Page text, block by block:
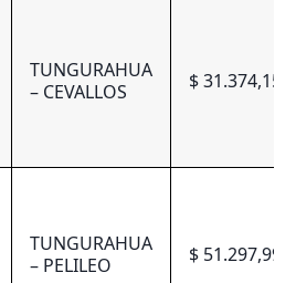
TUNGURAHUA
– CEVALLOS
$ 31.374,15
TUNGURAHUA
– PELILEO
$ 51.297,99